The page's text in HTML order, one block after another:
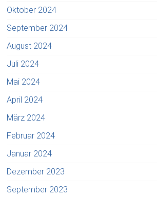
Oktober 2024
September 2024
August 2024
Juli 2024
Mai 2024
April 2024
März 2024
Februar 2024
Januar 2024
Dezember 2023
September 2023